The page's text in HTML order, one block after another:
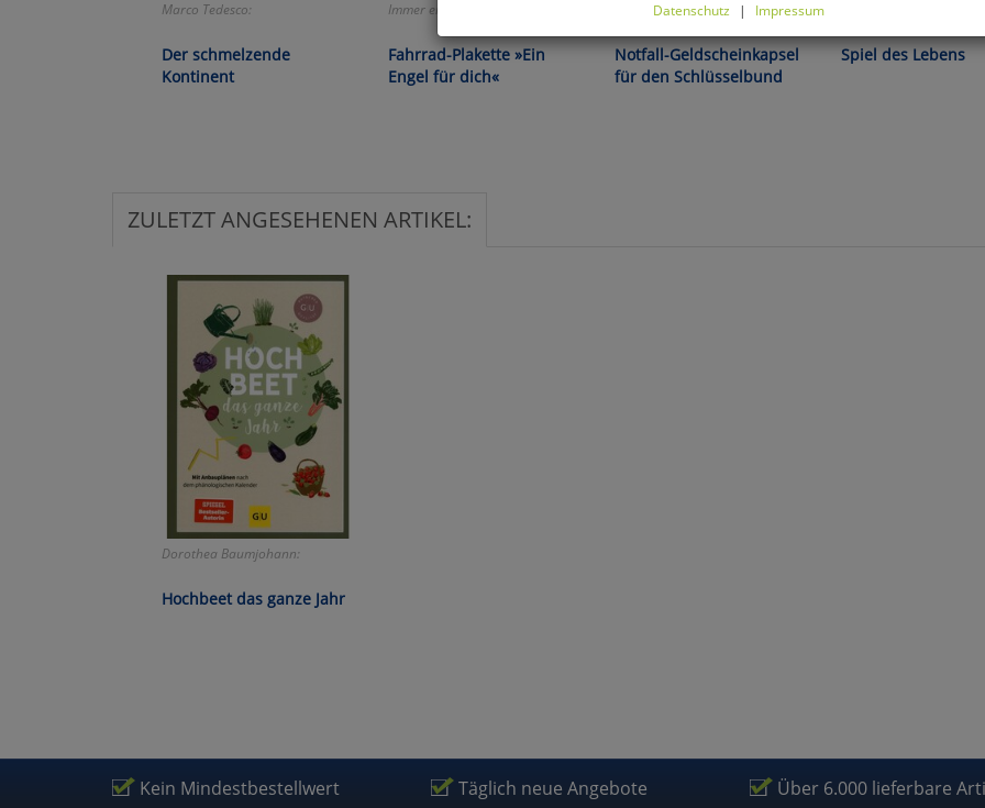
Marco Tedesco:
Der schmelzende
Kontinent
Immer ein liebevoller Begleiter!
Fahrrad-Plakette »Ein
Engel für dich«
Sicher ist sicher!
Notfall-Geldscheinkapsel
für den Schlüsselbund
Spiel des Lebens
ZULETZT ANGESEHENEN ARTIKEL:
Dorothea Baumjohann:
Hochbeet das ganze Jahr
Kein Mindestbestellwert Täglich neue Angebote Über 6.000 lieferbare
Datenschutz | Impressum
Cookies ablehnen, wird Ihr Besuch nur mit zwingend notwendigen
fortgeführt. Bitte beachten Sie, dass auf Basis Ihrer Einstellungen